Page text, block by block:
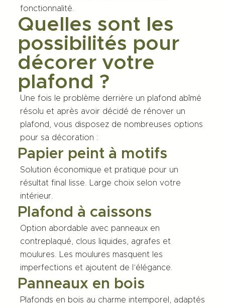
fonctionnalité.
Quelles sont les
possibilités pour
décorer votre
plafond ?
Une fois le problème derrière un plafond abîmé
résolu et après avoir décidé de rénover un
plafond , vous disposez de nombreuses options
pour sa décoration :
Papier peint à motifs
Solution économique et pratique pour un
résultat final lisse. Large choix selon votre
intérieur.
Plafond à caissons
Option abordable avec panneaux en
contreplaqué, clous liquides, agrafes et
moulures. Les moulures masquent les
imperfections et ajoutent de l’élégance.
Panneaux en bois
Plafonds en bois au charme intemporel, adaptés